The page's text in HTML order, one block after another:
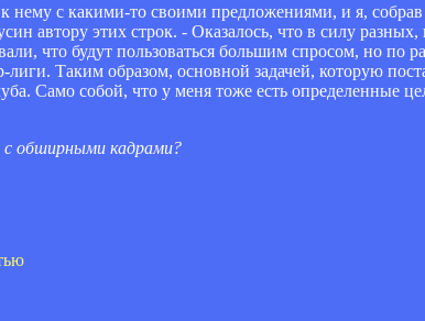
с какими-то своими предложениями, и я,
автору этих строк. - Оказалось, что в силу
что будут пользоваться большим спросом, но по
Таким образом, основной задачей, которую
Само собой, что у меня тоже есть определенные
с обширными кадрами?